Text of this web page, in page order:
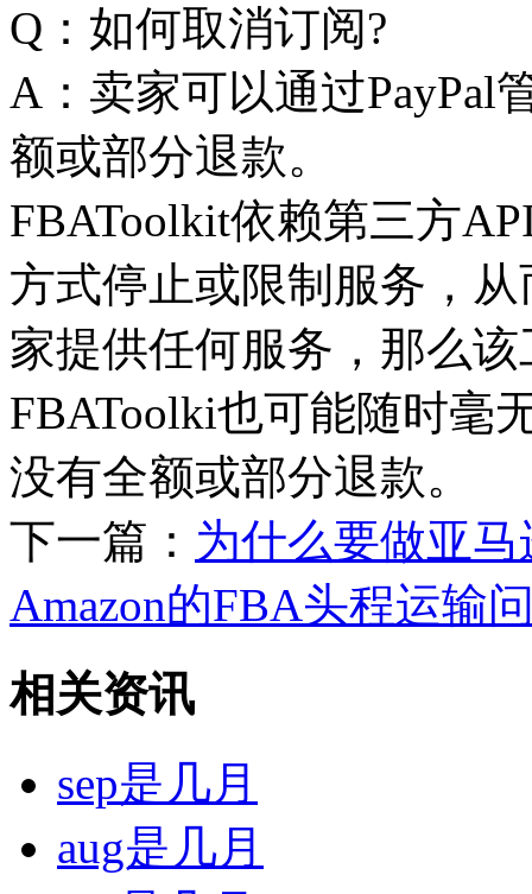
Q：如何取消订阅?
A：卖家可以通过PayPal
额或部分退款。
FBAToolkit依赖第三方
方式停止或限制服务，
家提供任何服务，那么
FBAToolki也可能随时毫
没有全额或部分退款。
下一篇： 为什么要做亚马
Amazon的FBA头程运输
相关资讯
sep是几月
aug是几月